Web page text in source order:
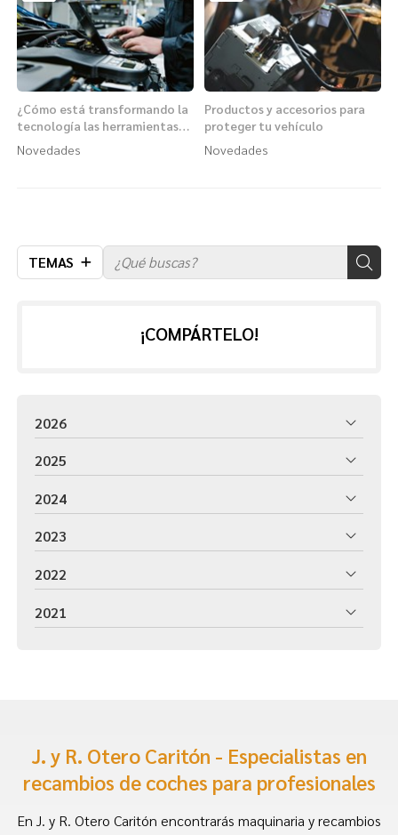
TEMAS
¿Cómo está transformando la
tecnología las herramientas
para coches?
Novedades
Productos y accesorios para
proteger tu vehículo
Novedades
¡COMPÁRTELO!
2026
2025
2024
2023
2022
2021
J. y R. Otero Caritón - Especialistas en
recambios de coches para profesionales
En J. y R. Otero Caritón encontrarás maquinaria y recambios